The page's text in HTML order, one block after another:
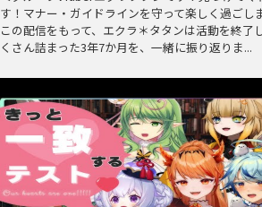
す！マナー・ガイドラインを守って楽しく過ごし
この配信をもって、エクラ＊タタンは活動を終了
くさん詰まった3年7か月を、一緒に振り返りま...